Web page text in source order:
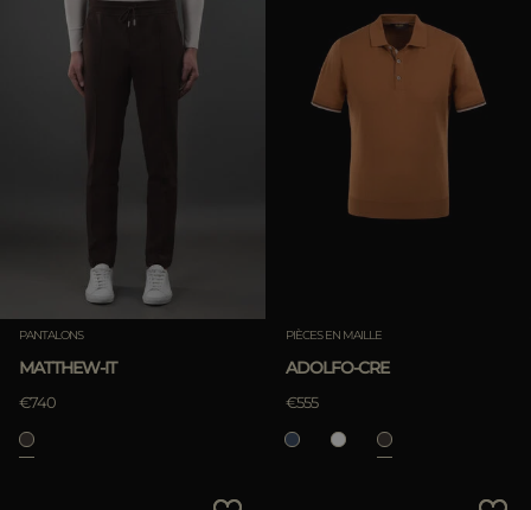
PANTALONS
MATTHEW-IT
€740
PIÈCES EN MAILLE
ADOLFO-CRE
€555